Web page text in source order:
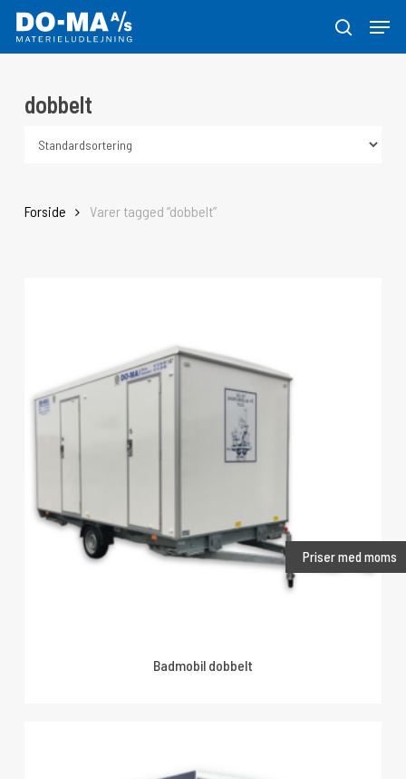
Priser med moms
Skip
main
søg
Menu
dobbelt
Forside Varer tagged “dobbelt”
Badmobil dobbelt
Close